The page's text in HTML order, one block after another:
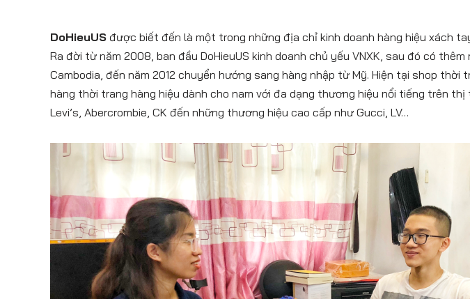
DoHieuUS được biết đến là một trong những địa chỉ kinh doanh hàng hiệu xách
Ra đời từ năm 2008, ban đầu DoHieuUS kinh doanh chủ yếu VNXK, sau đó có
Cambodia, đến năm 2012 chuyển hướng sang hàng nhập từ Mỹ. Hiện tại shop thời
hàng thời trang hàng hiệu dành cho nam với đa dạng thương hiệu nổi tiếng trên
Levi’s, Abercrombie, CK đến những thương hiệu cao cấp như Gucci, LV…